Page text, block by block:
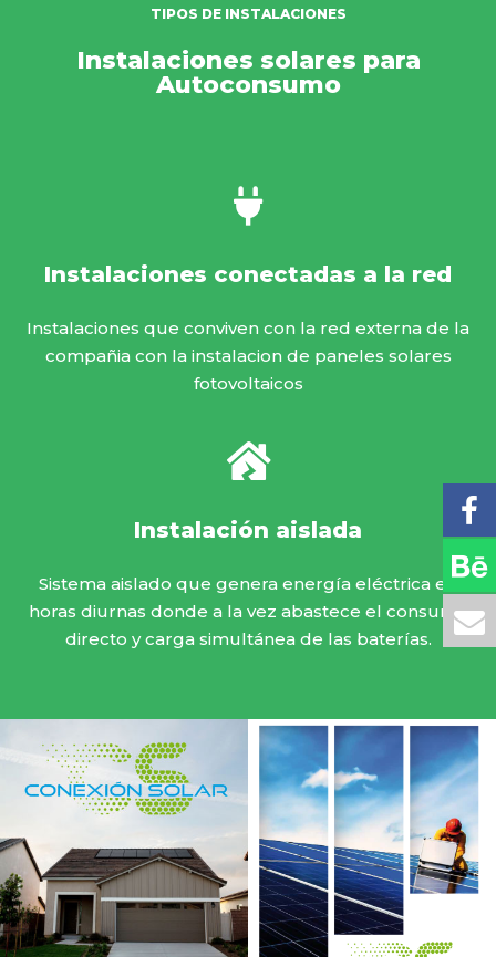
TIPOS DE INSTALACIONES
Instalaciones solares para
Autoconsumo
Instalaciones conectadas a la red
Instalaciones que conviven con la red externa de la
compañia con la instalacion de paneles solares
fotovoltaicos
Instalación aislada
Sistema aislado que genera energía eléctrica en
horas diurnas donde a la vez abastece el consumo
directo y carga simultánea de las baterías.